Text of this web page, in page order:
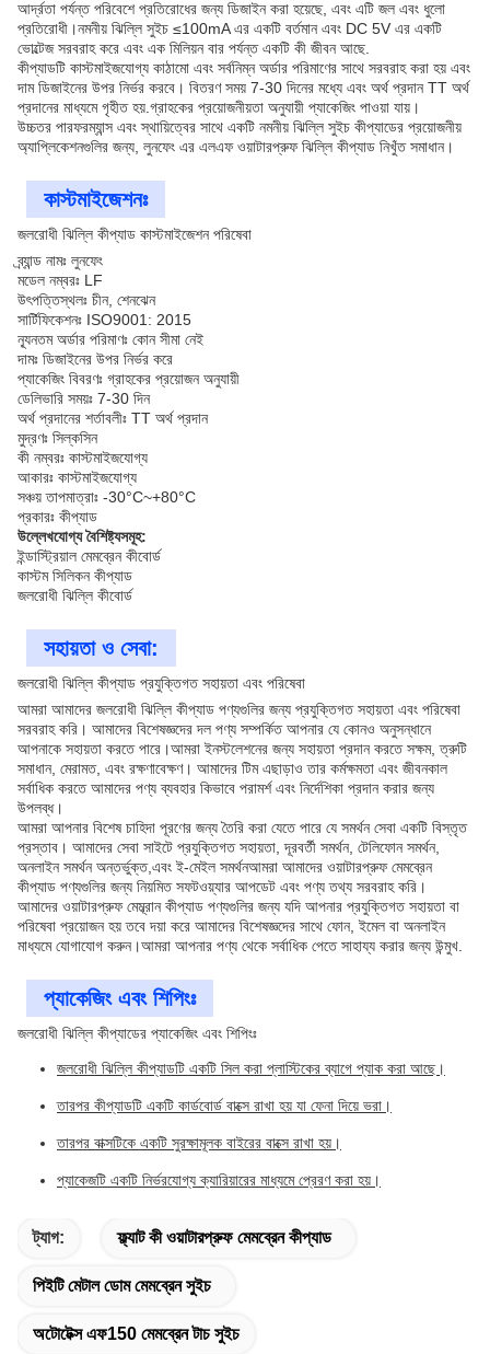
আর্দ্রতা পর্যন্ত পরিবেশে প্রতিরোধের জন্য ডিজাইন করা হয়েছে, এবং এটি জল এবং ধুলো
প্রতিরোধী।নমনীয় ঝিল্লি সুইচ ≤100mA এর একটি বর্তমান এবং DC 5V এর একটি
ভোল্টেজ সরবরাহ করে এবং এক মিলিয়ন বার পর্যন্ত একটি কী জীবন আছে.
কীপ্যাডটি কাস্টমাইজযোগ্য কাঠামো এবং সর্বনিম্ন অর্ডার পরিমাণের সাথে সরবরাহ করা হয় এবং
দাম ডিজাইনের উপর নির্ভর করবে। বিতরণ সময় 7-30 দিনের মধ্যে এবং অর্থ প্রদান TT অর্থ
প্রদানের মাধ্যমে গৃহীত হয়.গ্রাহকের প্রয়োজনীয়তা অনুযায়ী প্যাকেজিং পাওয়া যায়।
উচ্চতর পারফরম্যান্স এবং স্থায়িত্বের সাথে একটি নমনীয় ঝিল্লি সুইচ কীপ্যাডের প্রয়োজনীয়
অ্যাপ্লিকেশনগুলির জন্য, লুনফেং এর এলএফ ওয়াটারপ্রুফ ঝিল্লি কীপ্যাড নিখুঁত সমাধান।
কাস্টমাইজেশনঃ
জলরোধী ঝিল্লি কীপ্যাড কাস্টমাইজেশন পরিষেবা
ব্র্যান্ড নামঃ লুনফেং
মডেল নম্বরঃ LF
উৎপত্তিস্থলঃ চীন, শেনঝেন
সার্টিফিকেশনঃ ISO9001: 2015
ন্যূনতম অর্ডার পরিমাণঃ কোন সীমা নেই
দামঃ ডিজাইনের উপর নির্ভর করে
প্যাকেজিং বিবরণঃ গ্রাহকের প্রয়োজন অনুযায়ী
ডেলিভারি সময়ঃ 7-30 দিন
অর্থ প্রদানের শর্তাবলীঃ TT অর্থ প্রদান
মুদ্রণঃ সিল্কসিন
কী নম্বরঃ কাস্টমাইজযোগ্য
আকারঃ কাস্টমাইজযোগ্য
সঞ্চয় তাপমাত্রাঃ -30°C~+80°C
প্রকারঃ কীপ্যাড
উল্লেখযোগ্য বৈশিষ্ট্যসমূহ:
ইন্ডাস্ট্রিয়াল মেমব্রেন কীবোর্ড
কাস্টম সিলিকন কীপ্যাড
জলরোধী ঝিল্লি কীবোর্ড
সহায়তা ও সেবা:
জলরোধী ঝিল্লি কীপ্যাড প্রযুক্তিগত সহায়তা এবং পরিষেবা
আমরা আমাদের জলরোধী ঝিল্লি কীপ্যাড পণ্যগুলির জন্য প্রযুক্তিগত সহায়তা এবং পরিষেবা
সরবরাহ করি। আমাদের বিশেষজ্ঞদের দল পণ্য সম্পর্কিত আপনার যে কোনও অনুসন্ধানে
আপনাকে সহায়তা করতে পারে।আমরা ইনস্টলেশনের জন্য সহায়তা প্রদান করতে সক্ষম, ত্রুটি
সমাধান, মেরামত, এবং রক্ষণাবেক্ষণ। আমাদের টিম এছাড়াও তার কর্মক্ষমতা এবং জীবনকাল
সর্বাধিক করতে আমাদের পণ্য ব্যবহার কিভাবে পরামর্শ এবং নির্দেশিকা প্রদান করার জন্য
উপলব্ধ।
আমরা আপনার বিশেষ চাহিদা পূরণের জন্য তৈরি করা যেতে পারে যে সমর্থন সেবা একটি বিস্তৃত
প্রস্তাব। আমাদের সেবা সাইটে প্রযুক্তিগত সহায়তা, দূরবর্তী সমর্থন, টেলিফোন সমর্থন,
অনলাইন সমর্থন অন্তর্ভুক্ত,এবং ই-মেইল সমর্থনআমরা আমাদের ওয়াটারপ্রুফ মেমব্রেন
কীপ্যাড পণ্যগুলির জন্য নিয়মিত সফটওয়্যার আপডেট এবং পণ্য তথ্য সরবরাহ করি।
আমাদের ওয়াটারপ্রুফ মেম্ব্রান কীপ্যাড পণ্যগুলির জন্য যদি আপনার প্রযুক্তিগত সহায়তা বা
পরিষেবা প্রয়োজন হয় তবে দয়া করে আমাদের বিশেষজ্ঞদের সাথে ফোন, ইমেল বা অনলাইন
মাধ্যমে যোগাযোগ করুন।আমরা আপনার পণ্য থেকে সর্বাধিক পেতে সাহায্য করার জন্য উন্মুখ.
প্যাকেজিং এবং শিপিংঃ
জলরোধী ঝিল্লি কীপ্যাডের প্যাকেজিং এবং শিপিংঃ
জলরোধী ঝিল্লি কীপ্যাডটি একটি সিল করা প্লাস্টিকের ব্যাগে প্যাক করা আছে।
তারপর কীপ্যাডটি একটি কার্ডবোর্ড বাক্সে রাখা হয় যা ফেনা দিয়ে ভরা।
তারপর বাক্সটিকে একটি সুরক্ষামূলক বাইরের বাক্সে রাখা হয়।
প্যাকেজটি একটি নির্ভরযোগ্য ক্যারিয়ারের মাধ্যমে প্রেরণ করা হয়।
ট্যাগ: ফ্ল্যাট কী ওয়াটারপ্রুফ মেমব্রেন কীপ্যাড
পিইটি মেটাল ডোম মেমব্রেন সুইচ
অটোটেক্স এফ150 মেমব্রেন টাচ সুইচ